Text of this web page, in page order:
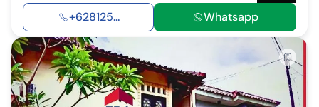
+628125... Whatsapp